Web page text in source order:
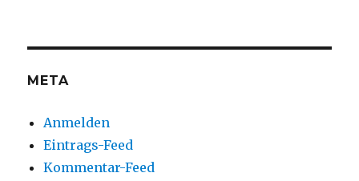
META
Anmelden
Eintrags-Feed
Kommentar-Feed